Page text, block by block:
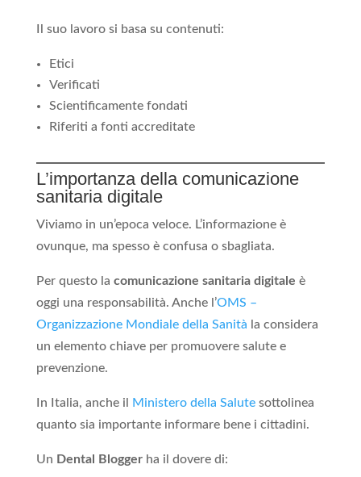
Il suo lavoro si basa su contenuti:
Etici
Verificati
Scientificamente fondati
Riferiti a fonti accreditate
L’importanza della comunicazione
sanitaria digitale
Viviamo in un’epoca veloce. L’informazione è
ovunque, ma spesso è confusa o sbagliata.
Per questo la comunicazione sanitaria digitale è
oggi una responsabilità. Anche l’OMS –
Organizzazione Mondiale della Sanità la considera
un elemento chiave per promuovere salute e
prevenzione.
In Italia, anche il Ministero della Salutesottolinea
quanto sia importante informare bene i cittadini.
Un Dental Bloggerha il dovere di: